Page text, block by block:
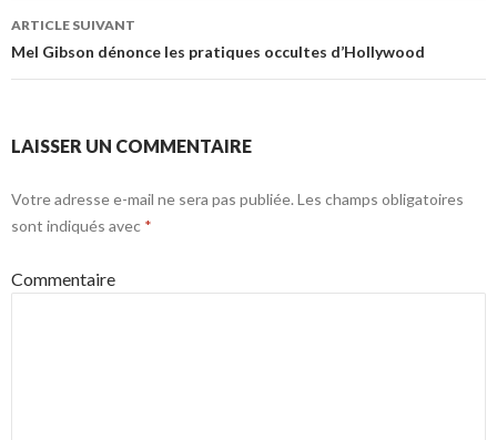
ARTICLE SUIVANT
Mel Gibson dénonce les pratiques occultes d’Hollywood
LAISSER UN COMMENTAIRE
Votre adresse e-mail ne sera pas publiée. Les champs obligatoires
sont indiqués avec *
Commentaire